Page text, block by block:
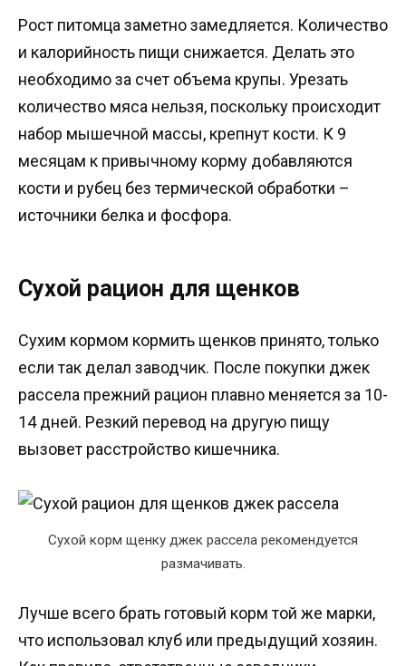
Рост питомца заметно замедляется. Количество
и калорийность пищи снижается. Делать это
необходимо за счет объема крупы. Урезать
количество мяса нельзя, поскольку происходит
набор мышечной массы, крепнут кости. К 9
месяцам к привычному корму добавляются
кости и рубец без термической обработки –
источники белка и фосфора.
Сухой рацион для щенков
Сухим кормом кормить щенков принято, только
если так делал заводчик. После покупки джек
рассела прежний рацион плавно меняется за 10-
14 дней. Резкий перевод на другую пищу
вызовет расстройство кишечника.
Сухой корм щенку джек рассела рекомендуется
размачивать.
Лучше всего брать готовый корм той же марки,
что использовал клуб или предыдущий хозяин.